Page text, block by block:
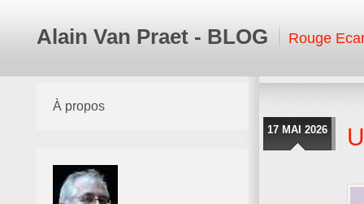
Alain Van Praet - BLOG Rouge
À propos
17 MAI 2026